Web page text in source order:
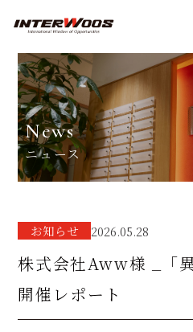
news
ニュース
お知らせ 2026.05.28
株式会社Aww様 _「
開催レポート